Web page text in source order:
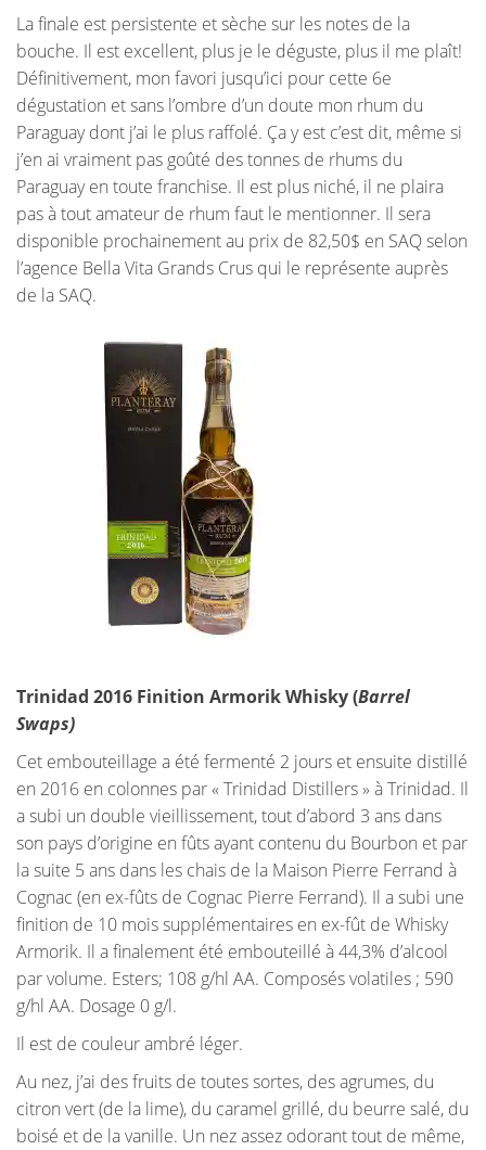
La finale est persistente et sèche sur les notes de la
bouche. Il est excellent, plus je le déguste, plus il me plaît!
Définitivement, mon favori jusqu’ici pour cette 6e
dégustation et sans l’ombre d’un doute mon rhum du
Paraguay dont j’ai le plus raffolé. Ça y est c’est dit, même si
j’en ai vraiment pas goûté des tonnes de rhums du
Paraguay en toute franchise. Il est plus niché, il ne plaira
pas à tout amateur de rhum faut le mentionner. Il sera
disponible prochainement au prix de 82,50$ en SAQ selon
l’agence Bella Vita Grands Crus qui le représente auprès
de la SAQ.
Trinidad 2016 Finition Armorik Whisky (Barrel
Swaps)
Cet embouteillage a été fermenté 2 jours et ensuite distillé
en 2016 en colonnes par « Trinidad Distillers » à Trinidad. Il
a subi un double vieillissement, tout d’abord 3 ans dans
son pays d’origine en fûts ayant contenu du Bourbon et par
la suite 5 ans dans les chais de la Maison Pierre Ferrand à
Cognac (en ex-fûts de Cognac Pierre Ferrand). Il a subi une
finition de 10 mois supplémentaires en ex-fût de Whisky
Armorik. Il a finalement été embouteillé à 44,3% d’alcool
par volume. Esters; 108 g/hl AA. Composés volatiles ; 590
g/hl AA. Dosage 0 g/l.
Il est de couleur ambré léger.
Au nez, j’ai des fruits de toutes sortes, des agrumes, du
citron vert (de la lime), du caramel grillé, du beurre salé, du
boisé et de la vanille. Un nez assez odorant tout de même,